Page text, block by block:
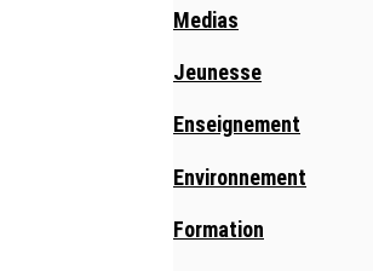
Medias
Jeunesse
Enseignement
Environnement
Formation